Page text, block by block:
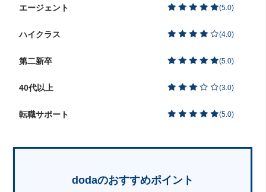
エージェント (5.0)
ハイクラス (4.0)
第二新卒 (5.0)
40代以上 (3.0)
転職サポート (5.0)
dodaのおすすめポイント